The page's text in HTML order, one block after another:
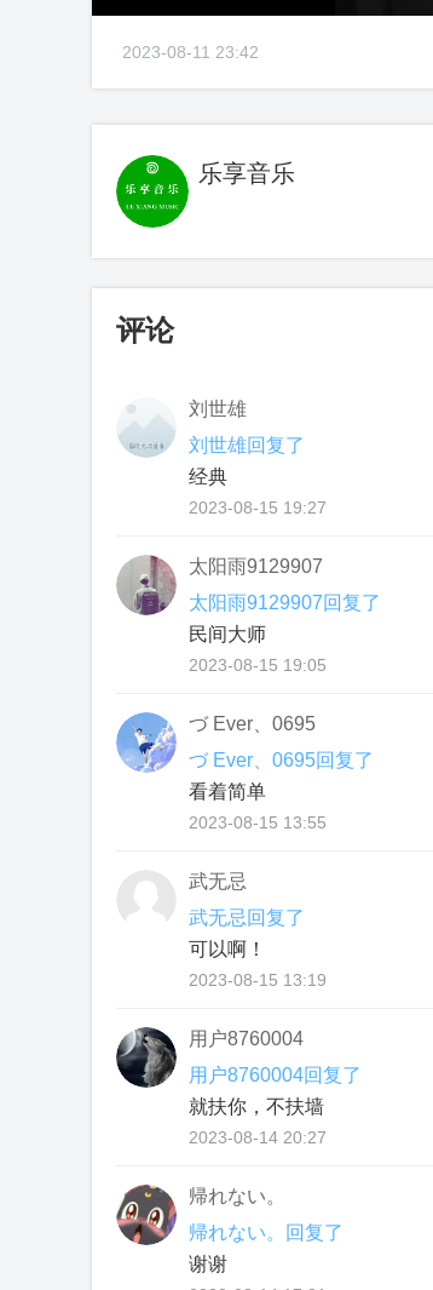
2023-08-11 23:42
乐享音乐
评论
刘世雄
刘世雄回复了
经典
2023-08-15 19:27
太阳雨9129907
太阳雨9129907回复了
民间大师
2023-08-15 19:05
づ Ever、0695
づ Ever、0695回复了
看着简单
2023-08-15 13:55
武无忌
武无忌回复了
可以啊！
2023-08-15 13:19
用户8760004
用户8760004回复了
就扶你，不扶墙
2023-08-14 20:27
帰れない。
帰れない。回复了
谢谢